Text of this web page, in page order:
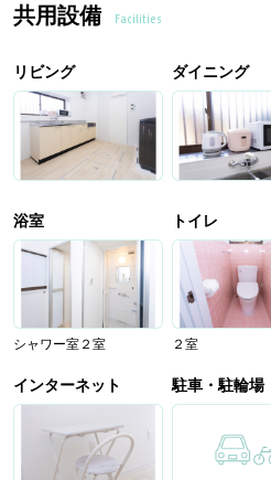
共用設備 Facilities
リビング ダイニング
浴室
シャワー室２室
トイレ
２室
インターネット 駐車・駐輪場